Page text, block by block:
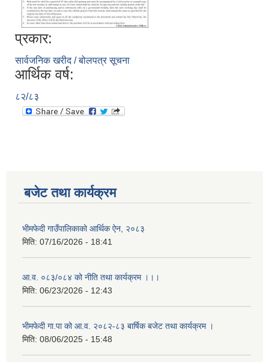
प्रकार:
सार्वजनिक खरीद / बोलपत्र सूचना
आर्थिक वर्ष:
८२/८३
बजेट तथा कार्यक्रम
भीमफेदी गाउँपालिकाको आर्थिक ऐन, २०८३
मिति: 07/16/2026 - 18:41
आ.व. ०८३/०८४ को नीति तथा कार्यक्रम ।।।
मिति: 06/23/2026 - 12:43
भीमफेदी गा.पा को आ.व. २०८२-८३ बार्षिक बजेट तथा कार्यक्रम ।
मिति: 08/06/2025 - 15:48